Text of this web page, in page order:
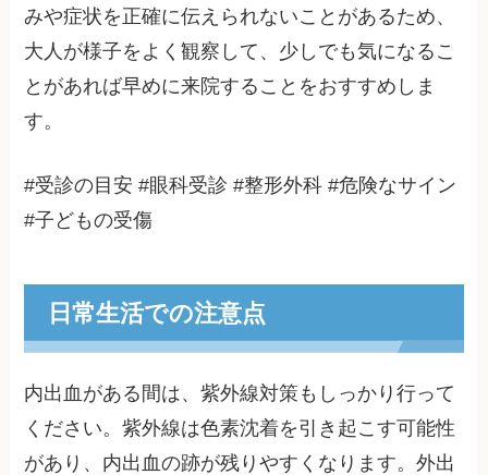
みや症状を正確に伝えられないことがあるため、
大人が様子をよく観察して、少しでも気になるこ
とがあれば早めに来院することをおすすめしま
す。
#受診の目安 #眼科受診 #整形外科 #危険なサイン
#子どもの受傷
日常生活での注意点
内出血がある間は、紫外線対策もしっかり行って
ください。紫外線は色素沈着を引き起こす可能性
があり、内出血の跡が残りやすくなります。外出